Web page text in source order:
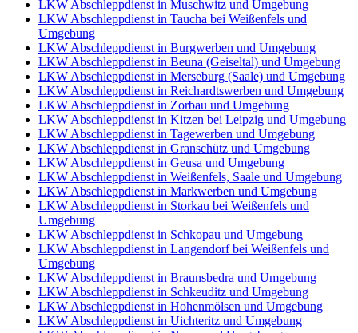
LKW Abschleppdienst in Muschwitz und Umgebung
LKW Abschleppdienst in Taucha bei Weißenfels und
Umgebung
LKW Abschleppdienst in Burgwerben und Umgebung
LKW Abschleppdienst in Beuna (Geiseltal) und Umgebung
LKW Abschleppdienst in Merseburg (Saale) und Umgebung
LKW Abschleppdienst in Reichardtswerben und Umgebung
LKW Abschleppdienst in Zorbau und Umgebung
LKW Abschleppdienst in Kitzen bei Leipzig und Umgebung
LKW Abschleppdienst in Tagewerben und Umgebung
LKW Abschleppdienst in Granschütz und Umgebung
LKW Abschleppdienst in Geusa und Umgebung
LKW Abschleppdienst in Weißenfels, Saale und Umgebung
LKW Abschleppdienst in Markwerben und Umgebung
LKW Abschleppdienst in Storkau bei Weißenfels und
Umgebung
LKW Abschleppdienst in Schkopau und Umgebung
LKW Abschleppdienst in Langendorf bei Weißenfels und
Umgebung
LKW Abschleppdienst in Braunsbedra und Umgebung
LKW Abschleppdienst in Schkeuditz und Umgebung
LKW Abschleppdienst in Hohenmölsen und Umgebung
LKW Abschleppdienst in Uichteritz und Umgebung